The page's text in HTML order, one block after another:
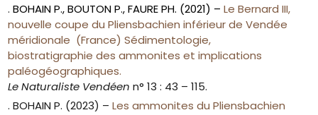
.BOHAIN P., BOUTON P., FAURE PH. (2021) – Le Bernard III,
nouvelle coupe du Pliensbachien inférieur de Vendée
méridionale (France) Sédimentologie,
biostratigraphie des ammonites et implications
paléogéographiques.
Le Naturaliste Vendéen n° 13 : 43 – 115.
. BOHAIN P. (2023) –Les ammonites du Pliensbachien